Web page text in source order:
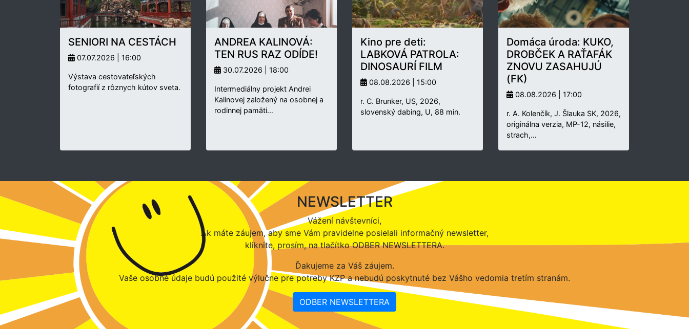
SENIORI NA CESTÁCH
07.07.2026 | 16:00
Výstava cestovateľských
fotografií z rôznych kútov sveta.
ANDREA KALINOVÁ:
TEN RUS RAZ ODÍDE!
30.07.2026 | 18:00
Intermediálny projekt Andrei
Kalinovej založený na osobnej a
rodinnej pamäti…
Kino pre deti:
LABKOVÁ PATROLA:
DINOSAURÍ FILM
08.08.2026 | 15:00
r. C. Brunker, US, 2026,
slovenský dabing, U, 88 min.
Domáca úroda: KUKO,
DROBČEK A RAŤAFÁK
ZNOVU ZASAHUJÚ
(FK)
08.08.2026 | 17:00
r. A. Kolenčík, J. Šlauka SK, 2026,
originálna verzia, MP-12, násilie,
strach,…
NEWSLETTER
Vážení návštevníci,
Ak máte záujem, aby sme Vám pravidelne posielali informačný newsletter,
kliknite, prosím, na tlačítko ODBER NEWSLETTERA.
Ďakujeme za Váš záujem.
Vaše osobné údaje budú použité výlučne pre potreby KZP a nebudú poskytnuté bez Vášho vedomia tretím stranám.
ODBER NEWSLETTERA